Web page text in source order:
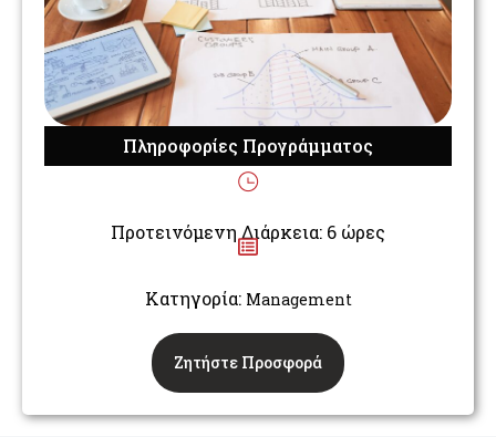
Πληροφορίες Προγράμματος
Προτεινόμενη Διάρκεια: 6 ώρες
Κατηγορία: Management
Ζητήστε Προσφορά